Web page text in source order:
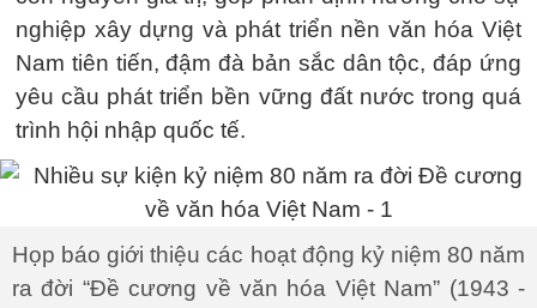
nghiệp xây dựng và phát triển nền văn hóa Việt
Nam tiên tiến, đậm đà bản sắc dân tộc, đáp ứng
yêu cầu phát triển bền vững đất nước trong quá
trình hội nhập quốc tế.
Họp báo giới thiệu các hoạt động kỷ niệm 80 năm
ra đời “Đề cương về văn hóa Việt Nam” (1943 -